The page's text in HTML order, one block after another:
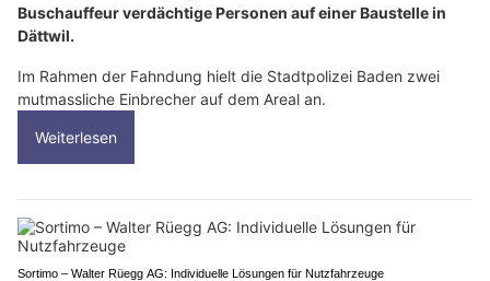
Buschauffeur verdächtige Personen auf einer Baustelle in
Dättwil.
Im Rahmen der Fahndung hielt die Stadtpolizei Baden zwei
mutmassliche Einbrecher auf dem Areal an.
Weiterlesen
Sortimo – Walter Rüegg AG: Individuelle Lösungen für Nutzfahrzeuge